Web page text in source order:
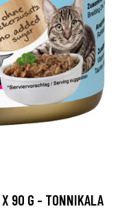
X 90 G - TONNIKALA